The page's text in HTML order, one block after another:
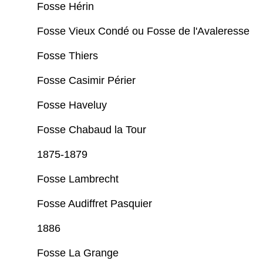
Fosse Hérin
Fosse Vieux Condé ou Fosse de l'Avaleresse
Fosse Thiers
Fosse Casimir Périer
Fosse Haveluy
Fosse Chabaud la Tour
1875-1879
Fosse Lambrecht
Fosse Audiffret Pasquier
1886
Fosse La Grange